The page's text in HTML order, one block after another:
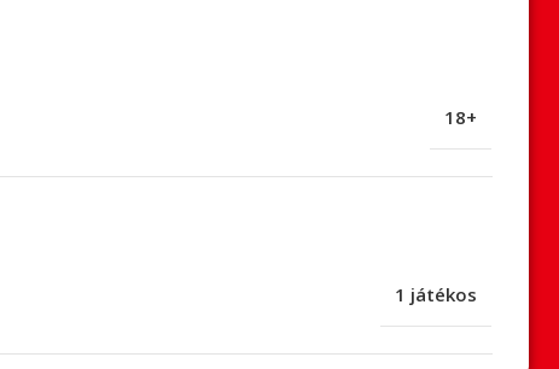
18+
1 játékos